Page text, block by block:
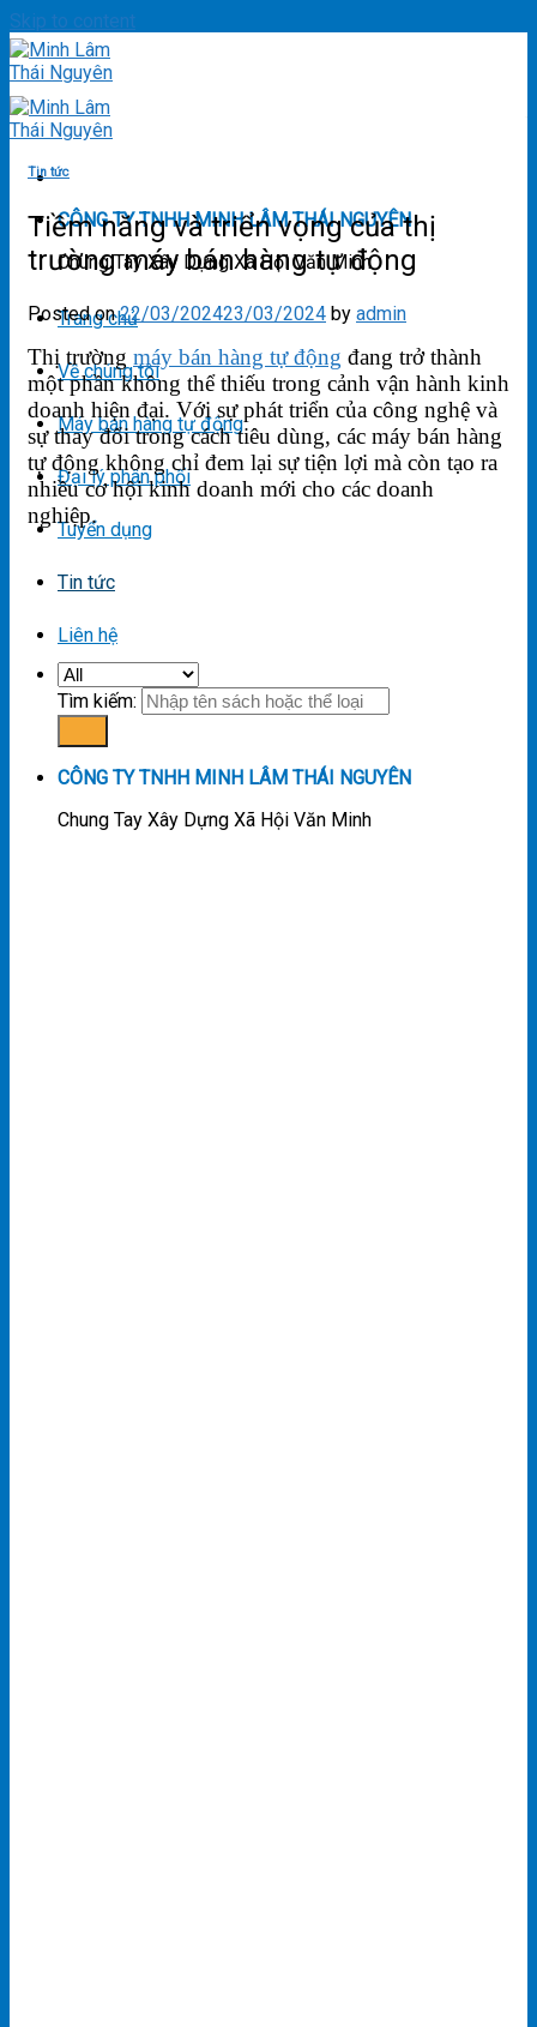
Skip to content
CÔNG TY TNHH MINH LÂM THÁI NGUYÊN
Chung Tay Xây Dựng Xã Hội Văn Minh
Trang chủ
Về chúng tôi
Máy bán hàng tự động
Đại lý phân phối
Tuyển dụng
Tin tức
Liên hệ
Tìm kiếm:
CÔNG TY TNHH MINH LÂM THÁI NGUYÊN
Chung Tay Xây Dựng Xã Hội Văn Minh
Tin tức
Tiềm năng và triển vọng của thị
trường máy bán hàng tự động
Posted on22/03/202423/03/2024 by admin
Thị trường máy bán hàng tự động đang trở thành
một phần không thể thiếu trong cảnh vận hành kinh
doanh hiện đại. Với sự phát triển của công nghệ và
sự thay đổi trong cách tiêu dùng, các máy bán hàng
tự động không chỉ đem lại sự tiện lợi mà còn tạo ra
nhiều cơ hội kinh doanh mới cho các doanh
nghiệp.